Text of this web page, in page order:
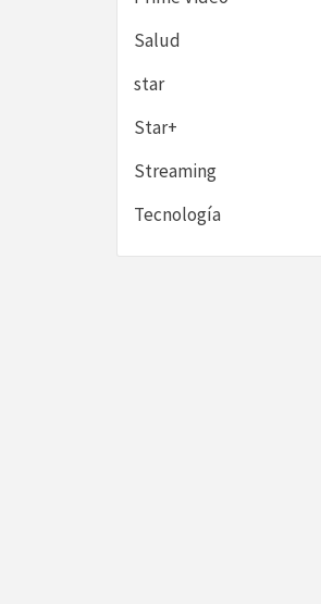
Salud
star
Star+
Streaming
Tecnología